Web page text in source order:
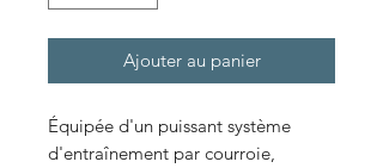
Ajouter au panier
Équipée d'un puissant système
d'entraînement par courroie,